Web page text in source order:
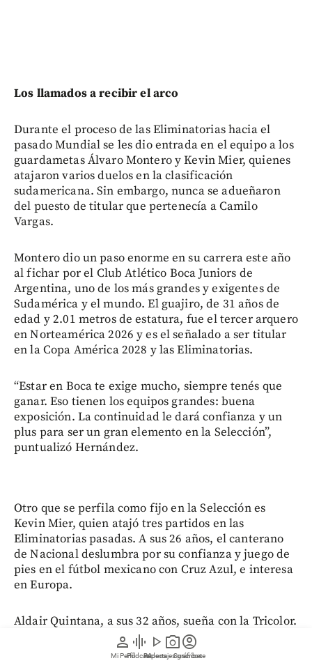
person
Mi Perfil
graphic_eq
Pódcast
play_arrow
Videos
photo_camera
Reportajes gráficos
account_circle
Suscríbete
Los llamados a recibir el arco
Durante el proceso de las Eliminatorias hacia el
pasado Mundial se les dio entrada en el equipo a los
guardametas Álvaro Montero y Kevin Mier, quienes
atajaron varios duelos en la clasificación
sudamericana. Sin embargo, nunca se adueñaron
del puesto de titular que pertenecía a Camilo
Vargas.
Montero dio un paso enorme en su carrera este año
al fichar por el Club Atlético Boca Juniors de
Argentina, uno de los más grandes y exigentes de
Sudamérica y el mundo. El guajiro, de 31 años de
edad y 2.01 metros de estatura, fue el tercer arquero
en Norteamérica 2026 y es el señalado a ser titular
en la Copa América 2028 y las Eliminatorias.
“Estar en Boca te exige mucho, siempre tenés que
ganar. Eso tienen los equipos grandes: buena
exposición. La continuidad le dará confianza y un
plus para ser un gran elemento en la Selección”,
puntualizó Hernández.
Otro que se perfila como fijo en la Selección es
Kevin Mier, quien atajó tres partidos en las
Eliminatorias pasadas. A sus 26 años, el canterano
de Nacional deslumbra por su confianza y juego de
pies en el fútbol mexicano con Cruz Azul, e interesa
en Europa.
Aldair Quintana, a sus 32 años, sueña con la Tricolor.
Con el equipo nacional tuvo microciclos en el pasado
y actualmente está en Independiente del Valle de